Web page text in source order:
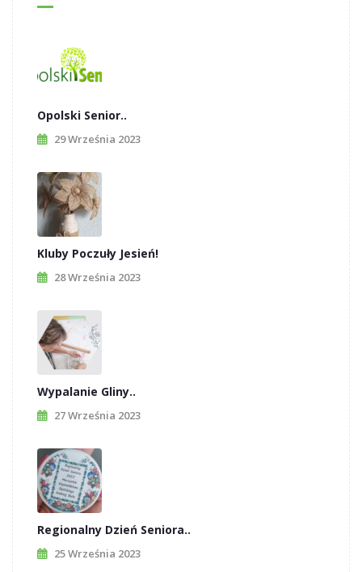
Opolski Senior..
29 Września 2023
Kluby Poczuły Jesień!
28 Września 2023
Wypalanie Gliny..
27 Września 2023
Regionalny Dzień Seniora..
25 Września 2023